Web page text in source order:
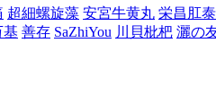
超細螺旋藻 安宮牛黄丸 栄昌肛泰
基 善存 SaZhiYou 川貝枇杷 灑の